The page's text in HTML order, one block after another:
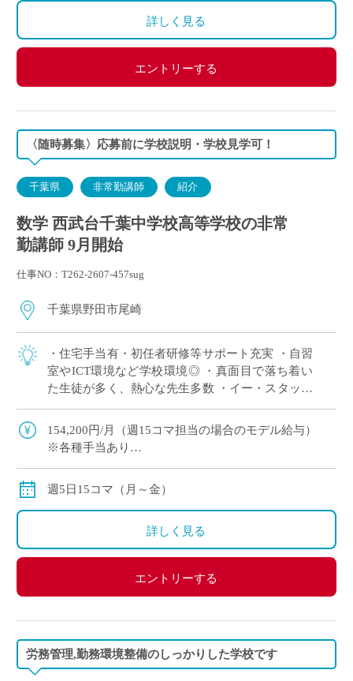
詳しく見る
エントリーする
〈随時募集〉応募前に学校説明・学校見学可！
千葉県 非常勤講師 紹介
数学 西武台千葉中学校高等学校の非常
勤講師 9月開始
仕事NO：T262-2607-457sug
千葉県野田市尾崎
・住宅手当有・初任者研修等サポート充実 ・自習
室やICT環境など学校環境◎ ・真面目で落ち着い
た生徒が多く、熱心な先生多数 ・イー・スタッフ
後に正式応募か否かを判断いただくこ […]
154,200円/月（週15コマ担当の場合のモデル給与）
※各種手当あり
週5日15コマ（月～金）
詳しく見る
エントリーする
労務管理,勤務環境整備のしっかりした学校です